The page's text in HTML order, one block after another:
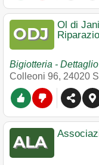
Ol di
Bigiotteria -
Colleoni 96, 24020